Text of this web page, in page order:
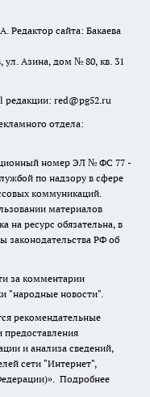
Редактор сайта: Бакаева
ул. Азина, дом № 80, кв. 31
редакции: red@pg52.ru
отдела:
номер ЭЛ № ФС 77 -
по надзору в сфере
коммуникаций.
материалов
на ресурс обязательна, в
законодательства РФ об
за комментарии
"народные новости".
рекомендательные
и анализа сведений,
сети "Интернет",
Подробнее